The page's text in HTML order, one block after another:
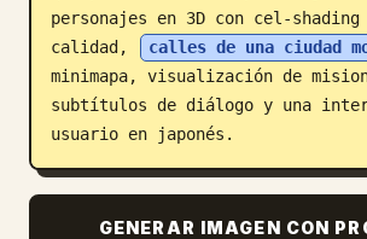
personajes en 3D con cel-
calidad,
calles de una ciudad
minimapa, visualización de
subtítulos de diálogo y una
usuario en japonés.
GENERAR IMAGEN CON